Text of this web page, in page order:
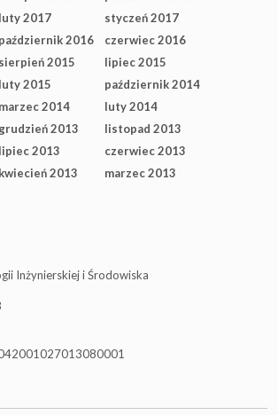
luty 2017
styczeń 2017
październik 2016
czerwiec 2016
sierpień 2015
lipiec 2015
luty 2015
październik 2014
marzec 2014
luty 2014
grudzień 2013
listopad 2013
lipiec 2013
czerwiec 2013
kwiecień 2013 marzec 2013
Inżynierskiej i Środowiska